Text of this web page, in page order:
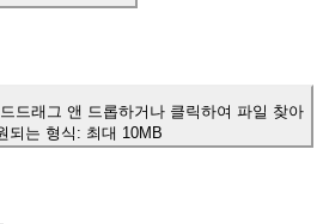
드래그 앤 드롭하거나 클릭하여 파일 찾아
되는 형식: 최대 10MB